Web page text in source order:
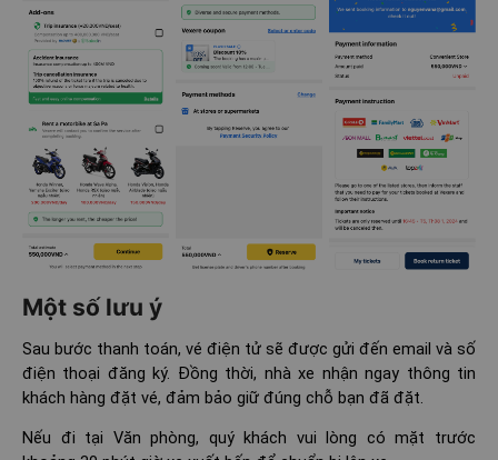
Một số lưu ý
Sau bước thanh toán, vé điện tử sẽ được gửi đến email và số
điện thoại đăng ký. Đồng thời, nhà xe nhận ngay thông tin
khách hàng đặt vé, đảm bảo giữ đúng chỗ bạn đã đặt.
Nếu đi tại Văn phòng, quý khách vui lòng có mặt trước